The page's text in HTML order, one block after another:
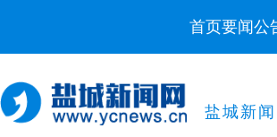
首页要闻公
盐城新闻